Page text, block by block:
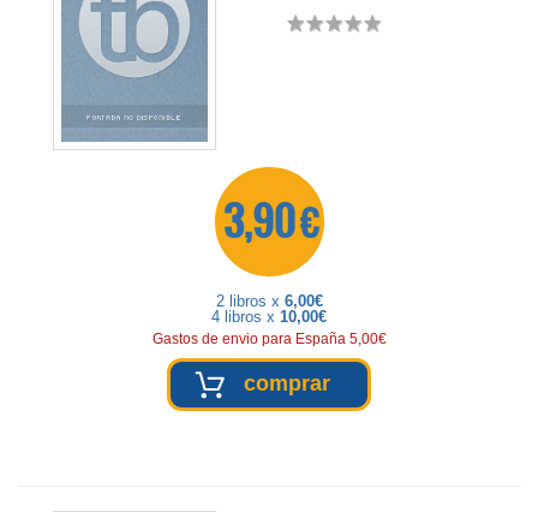
3,90 €
2 libros x 6,00€
4 libros x 10,00€
Gastos de envio para España 5,00€
comprar